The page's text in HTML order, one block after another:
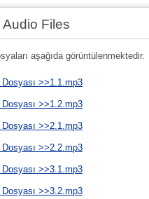
Files
aşağıda görüntülenmektedir.
>>1.1.mp3
>>1.2.mp3
>>2.1.mp3
>>2.2.mp3
>>3.1.mp3
>>3.2.mp3